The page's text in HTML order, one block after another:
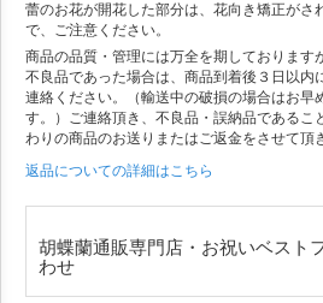
蕾のお花が開花した部分は、花向き矯正がさ
で、ご注意ください。
商品の品質・管理には万全を期しております
不良品であった場合は、商品到着後３日以内
連絡ください。（輸送中の破損の場合はお早
す。）ご連絡頂き、不良品・誤納品である
わりの商品のお送りまたはご返金をさせて頂
返品についての詳細はこちら
胡蝶蘭通販専門店・お祝いベスト
わせ